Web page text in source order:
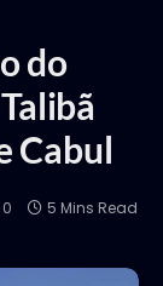
do
Cabul
0 5 Mins Read